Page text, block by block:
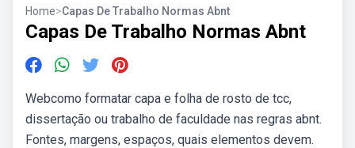
Home>Capas De Trabalho Normas Abnt
Capas De Trabalho Normas Abnt
Webcomo formatar capa e folha de rosto de tcc,
dissertação ou trabalho de faculdade nas regras abnt.
Fontes, margens, espaços, quais elementos devem.